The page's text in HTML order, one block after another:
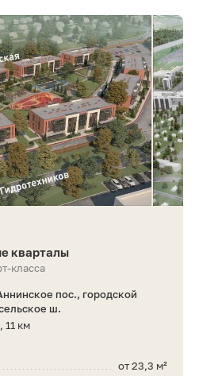
кварталы
класса
пос., городской
ш.
11 км
от 23,3 м²